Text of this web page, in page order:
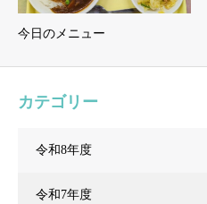
今日のメニュー
カテゴリー
令和8年度
令和7年度